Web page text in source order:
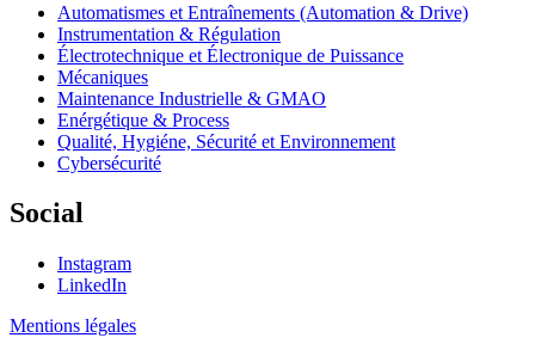
Automatismes et Entraînements (Automation & Drive)
Instrumentation & Régulation
Électrotechnique et Électronique de Puissance
Mécaniques
Maintenance Industrielle & GMAO
Enérgétique & Process
Qualité, Hygiéne, Sécurité et Environnement
Cybersécurité
Social
Instagram
LinkedIn
Mentions légales